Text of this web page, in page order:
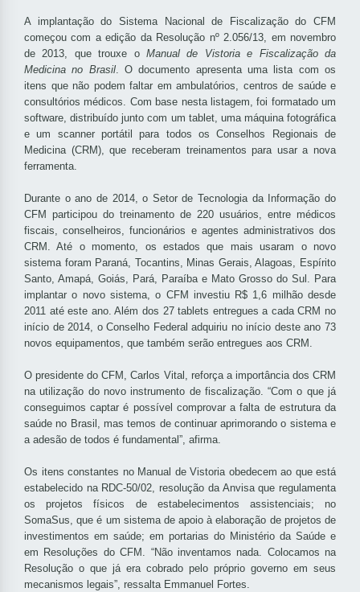
A implantação do Sistema Nacional de Fiscalização do CFM
começou com a edição da Resolução nº 2.056/13, em novembro
de 2013, que trouxe o Manual de Vistoria e Fiscalização da
Medicina no Brasil. O documento apresenta uma lista com os
itens que não podem faltar em ambulatórios, centros de saúde e
consultórios médicos. Com base nesta listagem, foi formatado um
software, distribuído junto com um tablet, uma máquina fotográfica
e um scanner portátil para todos os Conselhos Regionais de
Medicina (CRM), que receberam treinamentos para usar a nova
ferramenta.
Durante o ano de 2014, o Setor de Tecnologia da Informação do
CFM participou do treinamento de 220 usuários, entre médicos
fiscais, conselheiros, funcionários e agentes administrativos dos
CRM. Até o momento, os estados que mais usaram o novo
sistema foram Paraná, Tocantins, Minas Gerais, Alagoas, Espírito
Santo, Amapá, Goiás, Pará, Paraíba e Mato Grosso do Sul. Para
implantar o novo sistema, o CFM investiu R$ 1,6 milhão desde
2011 até este ano. Além dos 27 tablets entregues a cada CRM no
início de 2014, o Conselho Federal adquiriu no início deste ano 73
novos equipamentos, que também serão entregues aos CRM.
O presidente do CFM, Carlos Vital, reforça a importância dos CRM
na utilização do novo instrumento de fiscalização. “Com o que já
conseguimos captar é possível comprovar a falta de estrutura da
saúde no Brasil, mas temos de continuar aprimorando o sistema e
a adesão de todos é fundamental”, afirma.
Os itens constantes no Manual de Vistoria obedecem ao que está
estabelecido na RDC-50/02, resolução da Anvisa que regulamenta
os projetos físicos de estabelecimentos assistenciais; no
SomaSus, que é um sistema de apoio à elaboração de projetos de
investimentos em saúde; em portarias do Ministério da Saúde e
em Resoluções do CFM. “Não inventamos nada. Colocamos na
Resolução o que já era cobrado pelo próprio governo em seus
mecanismos legais”, ressalta Emmanuel Fortes.